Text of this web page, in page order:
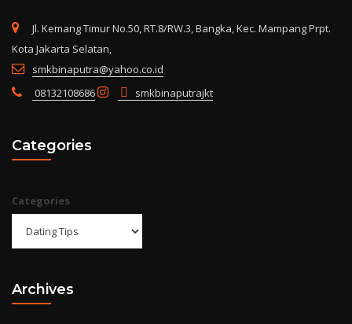
Jl. Kemang Timur No.50, RT.8/RW.3, Bangka, Kec. Mampang Prpt.
Kota Jakarta Selatan,
smkbinaputra@yahoo.co.id
08132108686
smkbinaputrajkt
Categories
Categories
Archives